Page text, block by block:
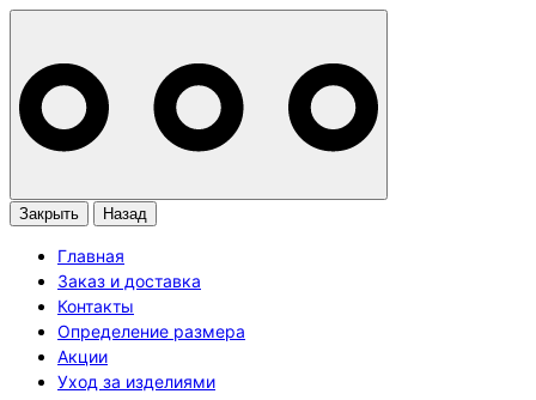
Закрыть Назад
Главная
Заказ и доставка
Контакты
Определение размера
Акции
Уход за изделиями